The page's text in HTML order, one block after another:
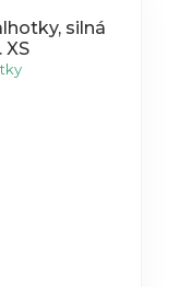
silná
XS